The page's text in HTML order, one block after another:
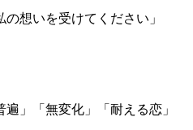
の想いを受けてください」
遍」「無変化」「耐える恋」